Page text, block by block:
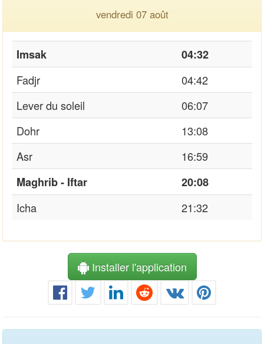
vendredi 07 août
Imsak
04:32
Fadjr
04:42
Lever du soleil
06:07
Dohr
13:08
Asr
16:59
Maghrib - Iftar
20:08
Icha
21:32
Installer l'application